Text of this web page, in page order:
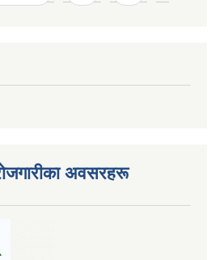
अवसरहरू